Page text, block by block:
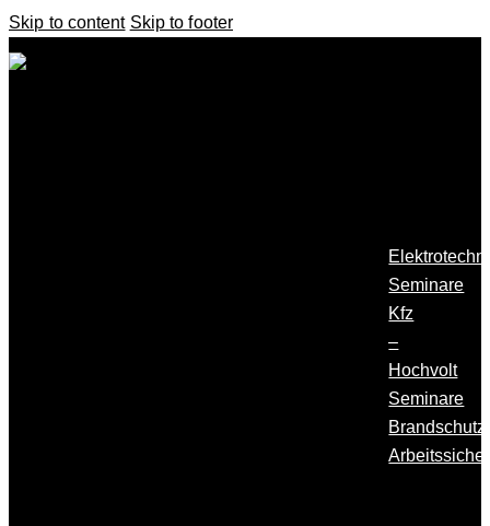
Skip to content Skip to footer
Seminare
Kfz
–
Hochvolt
Seminare